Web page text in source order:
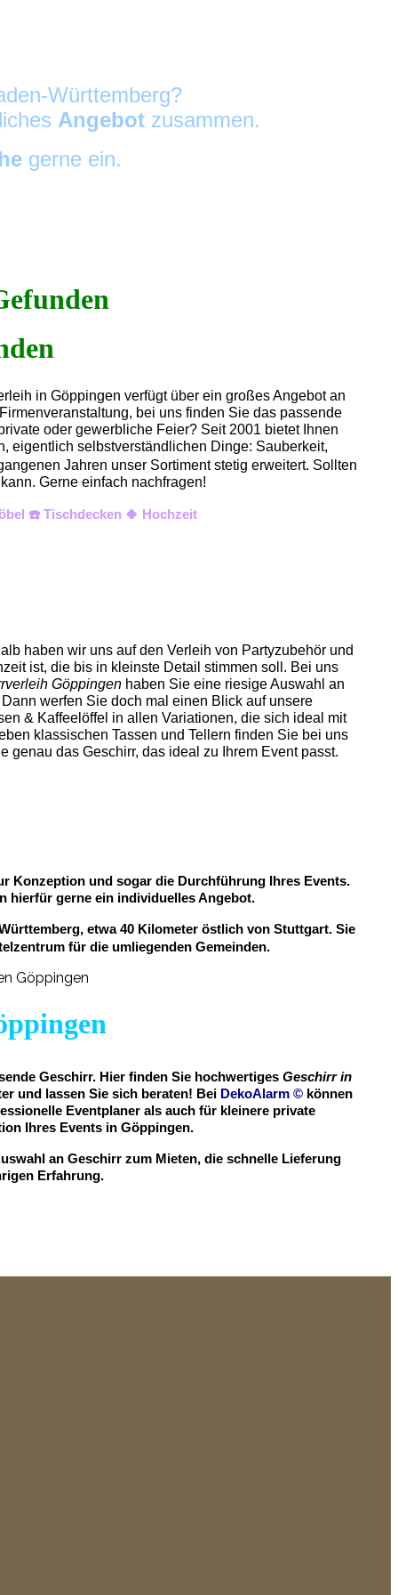
Württemberg?
Angebot zusammen.
gerne ein.
in Göppingen verfügt über ein großes Angebot an
bei uns finden Sie das passende
oder gewerbliche Feier? Seit 2001 bietet Ihnen
eigentlich selbstverständlichen Dinge: Sauberkeit,
Jahren unser Sortiment stetig erweitert. Sollten
Gerne einfach nachfragen!
☎️ Tischdecken 🍀 Hochzeit
haben wir uns auf den Verleih von Partyzubehör und
ist, die bis in kleinste Detail stimmen soll. Bei uns
Göppingenhaben Sie eine riesige Auswahl an
werfen Sie doch mal einen Blick auf unsere
& Kaffeelöffel in allen Variationen, die sich ideal mit
klassischen Tassen und Tellern finden Sie bei uns
das Geschirr, das ideal zu Ihrem Event passt.
Konzeption und sogar die Durchführung Ihres Events.
hierfür gerne ein individuelles Angebot.
etwa 40 Kilometer östlich von Stuttgart. Sie
für die umliegenden Gemeinden.
Geschirr. Hier finden Sie hochwertiges Geschirr in
und lassen Sie sich beraten! Bei DekoAlarm © können
Eventplaner als auch für kleinere private
Ihres Events in Göppingen.
an Geschirr zum Mieten, die schnelle Lieferung
Erfahrung.